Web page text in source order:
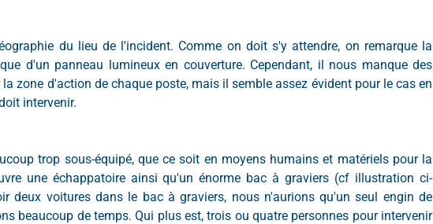
du lieu de l'incident. Comme on doit s'y attendre, on remarque la
d'un panneau lumineux en couverture. Cependant, il nous manque des
zone d'action de chaque poste, mais il semble assez évident pour le cas en
intervenir.
trop sous-équipé, que ce soit en moyens humains et matériels pour la
une échappatoire ainsi qu'un énorme bac à graviers (cf illustration ci-
deux voitures dans le bac à graviers, nous n'aurions qu'un seul engin de
beaucoup de temps. Qui plus est, trois ou quatre personnes pour intervenir